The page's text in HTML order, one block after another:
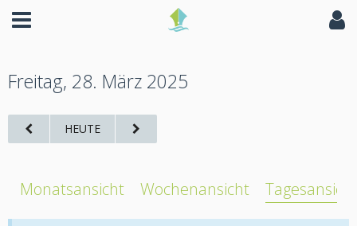
Freitag, 28. März 2025
HEUTE
Monatsansicht Wochenansicht Tagesansicht